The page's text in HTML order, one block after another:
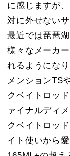
に感じますが
対に外せない
最近では琵琶
様々なメーカ
れるようにな
メンションTS
クベイトロッ
ァイナルディ
クベイトロッ
イト使いから